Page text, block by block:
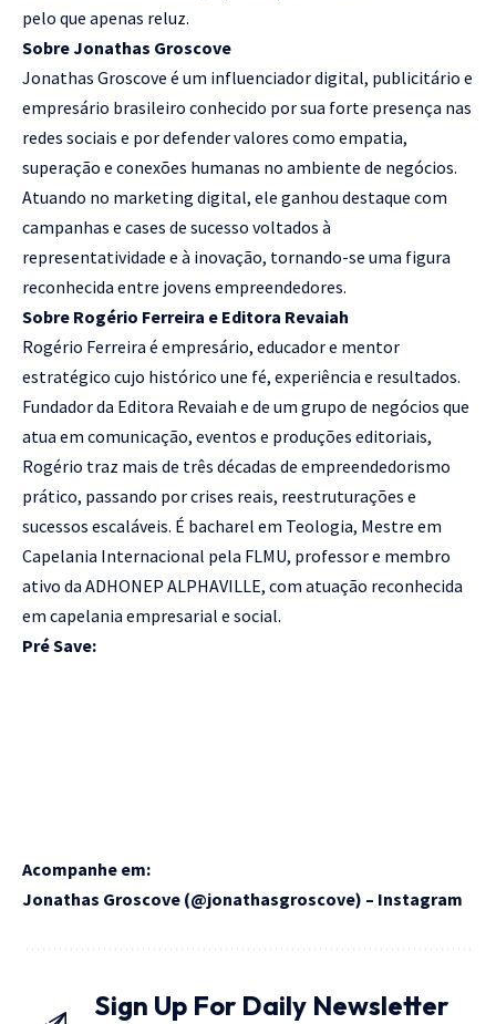
pelo que apenas reluz.
Sobre Jonathas Groscove
Jonathas Groscove é um influenciador digital, publicitário e
empresário brasileiro conhecido por sua forte presença nas
redes sociais e por defender valores como empatia,
superação e conexões humanas no ambiente de negócios.
Atuando no marketing digital, ele ganhou destaque com
campanhas e cases de sucesso voltados à
representatividade e à inovação, tornando-se uma figura
reconhecida entre jovens empreendedores.
Sobre Rogério Ferreira e Editora Revaiah
Rogério Ferreira é empresário, educador e mentor
estratégico cujo histórico une fé, experiência e resultados.
Fundador da Editora Revaiah e de um grupo de negócios que
atua em comunicação, eventos e produções editoriais,
Rogério traz mais de três décadas de empreendedorismo
prático, passando por crises reais, reestruturações e
sucessos escaláveis. É bacharel em Teologia, Mestre em
Capelania Internacional pela FLMU, professor e membro
ativo da ADHONEP ALPHAVILLE, com atuação reconhecida
em capelania empresarial e social.
Pré Save:
Acompanhe em:
Jonathas Groscove (@jonathasgroscove) – Instagram
Sign Up For Daily Newsletter